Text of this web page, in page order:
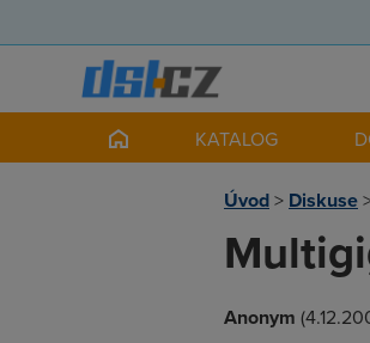
KATALOG
Úvod> Diskuse
Anonym